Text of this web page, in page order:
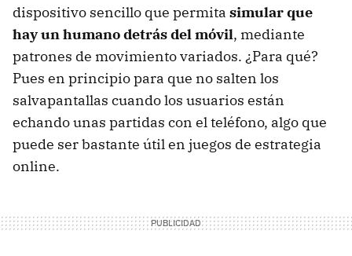
dispositivo sencillo que permita simular que
hay un humano detrás del móvil, mediante
patrones de movimiento variados. ¿Para qué?
Pues en principio para que no salten los
salvapantallas cuando los usuarios están
echando unas partidas con el teléfono, algo que
puede ser bastante útil en juegos de estrategia
online.